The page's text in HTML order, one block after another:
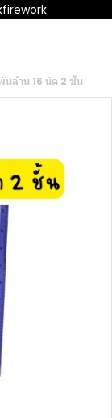
นล้าน 16 นัด 2 ชั้น